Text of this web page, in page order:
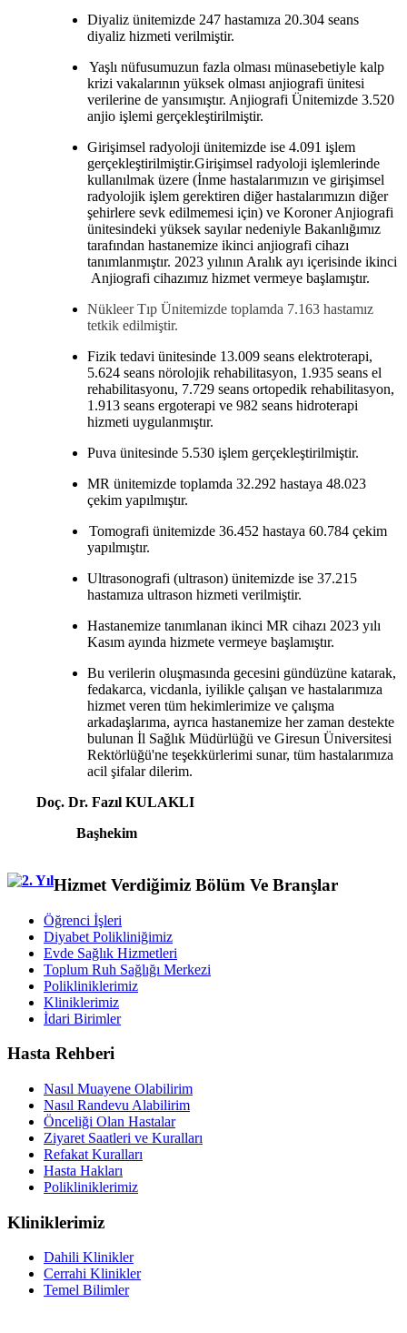
Diyaliz ünitemizde 247 hastamıza 20.304 seans
diyaliz hizmeti verilmiştir.
Yaşlı nüfusumuzun fazla olması münasebetiyle kalp
krizi vakalarının yüksek olması anjiografi ünitesi
verilerine de yansımıştır. Anjiografi Ünitemizde 3.520
anjio işlemi gerçekleştirilmiştir.
Girişimsel radyoloji ünitemizde ise 4.091 işlem
gerçekleştirilmiştir.Girişimsel radyoloji işlemlerinde
kullanılmak üzere (İnme hastalarımızın ve girişimsel
radyolojik işlem gerektiren diğer hastalarımızın diğer
şehirlere sevk edilmemesi için) ve Koroner Anjiografi
ünitesindeki yüksek sayılar nedeniyle Bakanlığımız
tarafından hastanemize ikinci anjiografi cihazı
tanımlanmıştır. 2023 yılının Aralık ayı içerisinde ikinci
Anjiografi cihazımız hizmet vermeye başlamıştır.
Nükleer Tıp Ünitemizde toplamda 7.163 hastamız
tetkik edilmiştir.
Fizik tedavi ünitesinde 13.009 seans elektroterapi,
5.624 seans nörolojik rehabilitasyon, 1.935 seans el
rehabilitasyonu, 7.729 seans ortopedik rehabilitasyon,
1.913 seans ergoterapi ve 982 seans hidroterapi
hizmeti uygulanmıştır.
Puva ünitesinde 5.530 işlem gerçekleştirilmiştir.
MR ünitemizde toplamda 32.292 hastaya 48.023
çekim yapılmıştır.
Tomografi ünitemizde 36.452 hastaya 60.784 çekim
yapılmıştır.
Ultrasonografi (ultrason) ünitemizde ise 37.215
hastamıza ultrason hizmeti verilmiştir.
Hastanemize tanımlanan ikinci MR cihazı 2023 yılı
Kasım ayında hizmete vermeye başlamıştır.
Bu verilerin oluşmasında gecesini gündüzüne katarak,
fedakarca, vicdanla, iyilikle çalışan ve hastalarımıza
hizmet veren tüm hekimlerimize ve çalışma
arkadaşlarıma, ayrıca hastanemize her zaman destekte
bulunan İl Sağlık Müdürlüğü ve Giresun Üniversitesi
Rektörlüğü'ne teşekkürlerimi sunar, tüm hastalarımıza
acil şifalar dilerim.
Doç. Dr. Fazıl KULAKLI
Başhekim
Hizmet Verdiğimiz Bölüm Ve Branşlar
Öğrenci İşleri
Diyabet Polikliniğimiz
Evde Sağlık Hizmetleri
Toplum Ruh Sağlığı Merkezi
Polikliniklerimiz
Kliniklerimiz
İdari Birimler
Hasta Rehberi
Nasıl Muayene Olabilirim
Nasıl Randevu Alabilirim
Önceliği Olan Hastalar
Ziyaret Saatleri ve Kuralları
Refakat Kuralları
Hasta Hakları
Polikliniklerimiz
Kliniklerimiz
Dahili Klinikler
Cerrahi Klinikler
Temel Bilimler